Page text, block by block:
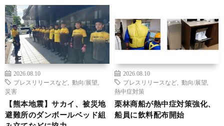
2026.08.10
プレスリリースなど
動向/展望
災害
【熊本地震】サカイ、被災地
避難所のダンボールベッド組
2026.08.10
プレスリリースなど
動向/展望
熱中症対策
栗林商船が熱中症対策強化、
船員に飲料配布開始